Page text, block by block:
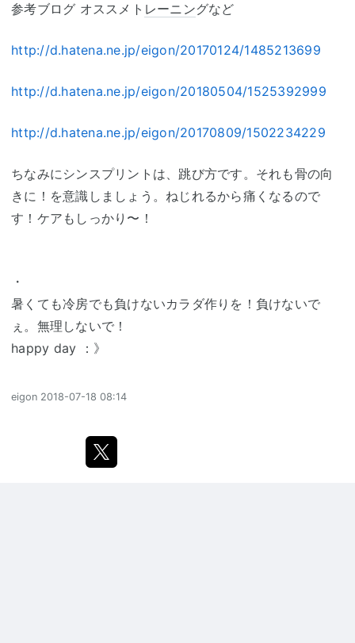
参考ブログ オススメト レーニングなど
http://d.hatena.ne.jp/eigon/20170124/1485213699
http://d.hatena.ne.jp/eigon/20180504/1525392999
http://d.hatena.ne.jp/eigon/20170809/1502234229
ちなみにシンスプリントは、跳び方です。それも骨の向
きに！を意識しましょう。ねじれるから痛くなるので
す！ケアもしっかり〜！
・
暑くても冷房でも負けないカラダ作りを！負けないで
ぇ。無理しないで！
happy day ：》
eigon 2018-07-18 08:14